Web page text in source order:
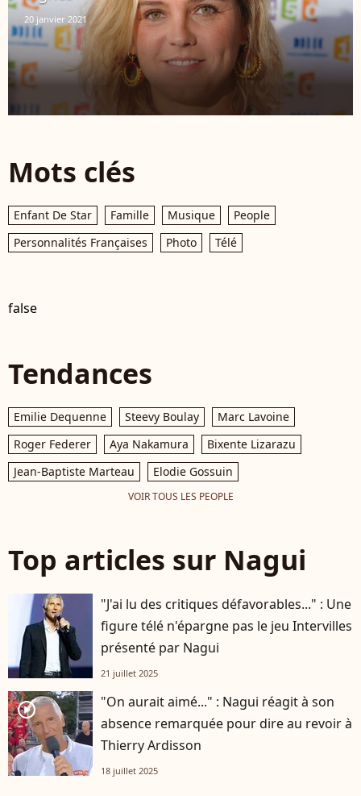
20 janvier 2021
Mots clés
Enfant De Star Famille Musique
People
Personnalités Françaises
Photo Télé
false
Tendances
Emilie Dequenne Steevy Boulay
Marc Lavoine
Roger Federer
Aya Nakamura
Bixente Lizarazu
Jean-Baptiste Marteau
Elodie Gossuin
VOIR TOUS LES PEOPLE
Top articles sur Nagui
"J'ai lu des critiques défavorables..." : Une
figure télé n'épargne pas le jeu Intervilles
présenté par Nagui
21 juillet 2025
player2
"On aurait aimé..." : Nagui réagit à son
absence remarquée pour dire au revoir à
Thierry Ardisson
18 juillet 2025